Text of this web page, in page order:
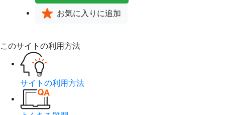
お気に入り に追加
このサイトの利用方法
サイトの利用方法